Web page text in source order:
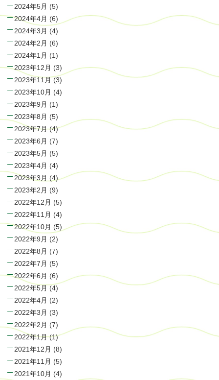
2024年5月 (5)
2024年4月 (6)
2024年3月 (4)
2024年2月 (6)
2024年1月 (1)
2023年12月 (3)
2023年11月(3)
2023年10月 (4)
2023年9月 (1)
2023年8月 (5)
2023年7月(4)
2023年6月 (7)
2023年5月 (5)
2023年4月 (4)
2023年3月 (4)
2023年2月 (9)
2022年12月 (5)
2022年11月 (4)
2022年10月 (5)
2022年9月 (2)
2022年8月 (7)
2022年7月 (5)
2022年6月 (6)
2022年5月 (4)
2022年4月 (2)
2022年3月 (3)
2022年2月 (7)
2022年1月(1)
2021年12月 (8)
2021年11月 (5)
2021年10月 (4)